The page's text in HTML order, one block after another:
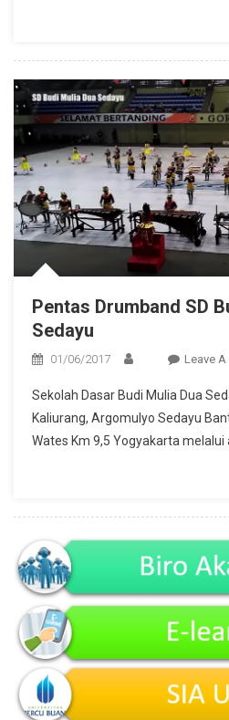
Pentas Drumband SD
Sedayu
01/06/2017 Leave
Sekolah Dasar Budi Mulia Dua
Kaliurang, Argomulyo Sedayu
Wates Km 9,5 Yogyakarta melalui